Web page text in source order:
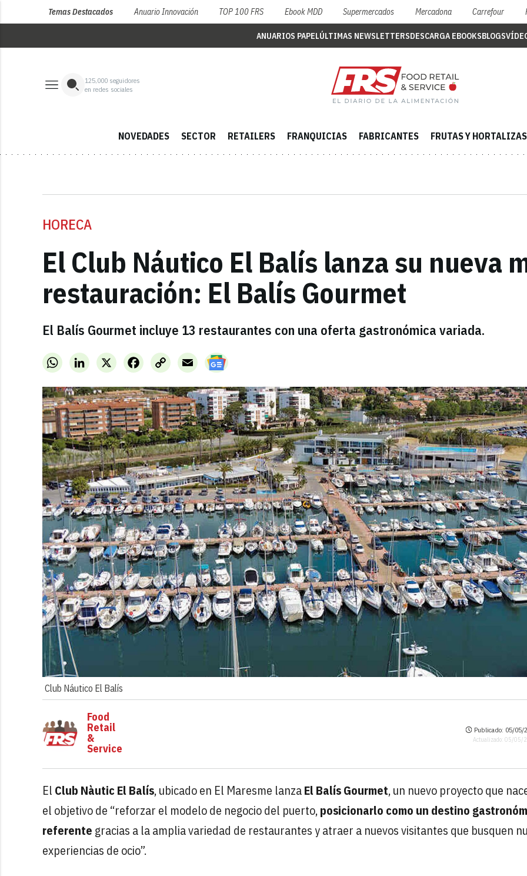
Temas Destacados Anuario Innovación TOP 100 FRS Ebook MDD Supermercados Mercadona Carrefour
ANUARIOS PAPELÚLTIMAS NEWSLETTERSDESCARGA EBOOKSBLOGS
125,000 seguidores
en redes sociales
NOVEDADES SECTOR RETAILERS FRANQUICIAS FABRICANTES FRUTAS Y HORTALIZAS
HORECA
El Club Náutico El Balís lanza su nueva
restauración: El Balís Gourmet
El Balís Gourmet incluye 13 restaurantes con una oferta gastronómica variada.
WhatsAppLinkedInX FacebookCopy
Link
Email
Club Náutico El Balís
Food
Retail
&
Service
Publicado: 05/05/
Actualizado: 05/05/
El Club Nàutic El Balís, ubicado en El Maresme lanzaEl Balís Gourmet, un nuevo proyecto que
el objetivo de “reforzar el modelo de negocio del puerto,posicionarlo como un destino
referente gracias a la amplia variedad de restaurantes y atraer a nuevos visitantes que busquen
experiencias de ocio”.